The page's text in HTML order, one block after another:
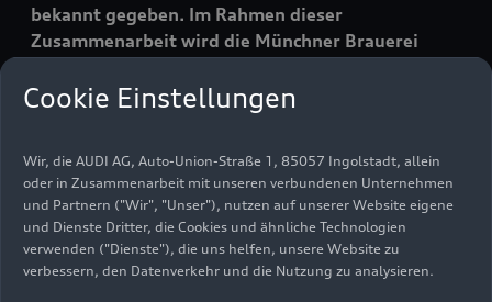
bekannt gegeben. Im Rahmen dieser
Zusammenarbeit wird die Münchner Brauerei
Vereinbarung beginnt für Paulaner ein neues
Kapitel auf der globalen Motorsportbühne.
Wenn das Team 2026 an den Start geht, wird die
Partnerschaft der weltweiten Fangemeinde des
zukünftigen Audi F1 Teams die für Bayern
typische Feierkultur und Geselligkeit
Cookie Einstellungen
Wir, die AUDI AG, Auto-Union-Straße 1, 85057 Ingolstadt, allein
oder in Zusammenarbeit mit unseren verbundenen Unternehmen
und Partnern ("Wir", "Unser"), nutzen auf unserer Website eigene
und Dienste Dritter, die Cookies und ähnliche Technologien
verwenden ("Dienste"), die uns helfen, unsere Website zu
verbessern, den Datenverkehr und die Nutzung zu analysieren.